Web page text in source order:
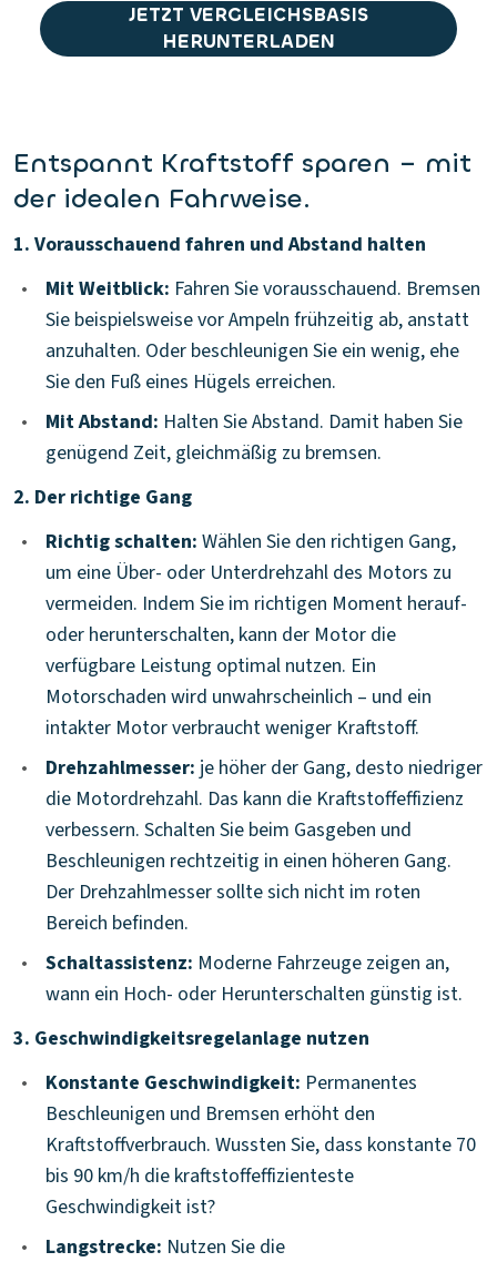
JETZT VERGLEICHSBASIS
HERUNTERLADEN
Entspannt Kraftstoff sparen – mit
der idealen Fahrweise.
1. Vorausschauend fahren und Abstand halten
•
Mit Weitblick: Fahren Sie vorausschauend. Bremsen
Sie beispielsweise vor Ampeln frühzeitig ab, anstatt
anzuhalten. Oder beschleunigen Sie ein wenig, ehe
Sie den Fuß eines Hügels erreichen.
•
Mit Abstand: Halten Sie Abstand. Damit haben Sie
genügend Zeit, gleichmäßig zu bremsen.
2. Der richtige Gang
•
Richtig schalten: Wählen Sie den richtigen Gang,
um eine Über- oder Unterdrehzahl des Motors zu
vermeiden. Indem Sie im richtigen Moment herauf-
oder herunterschalten, kann der Motor die
verfügbare Leistung optimal nutzen. Ein
Motorschaden wird unwahrscheinlich – und ein
intakter Motor verbraucht weniger Kraftstoff.
•
Drehzahlmesser: je höher der Gang, desto niedriger
die Motordrehzahl. Das kann die Kraftstoffeffizienz
verbessern. Schalten Sie beim Gasgeben und
Beschleunigen rechtzeitig in einen höheren Gang.
Der Drehzahlmesser sollte sich nicht im roten
Bereich befinden.
•
Schaltassistenz: Moderne Fahrzeuge zeigen an,
wann ein Hoch- oder Herunterschalten günstig ist.
3. Geschwindigkeitsregelanlage nutzen
•
Konstante Geschwindigkeit: Permanentes
Beschleunigen und Bremsen erhöht den
Kraftstoffverbrauch. Wussten Sie, dass konstante 70
bis 90 km/h die kraftstoffeffizienteste
Geschwindigkeit ist?
•
Langstrecke: Nutzen Sie die